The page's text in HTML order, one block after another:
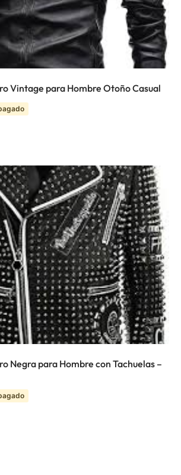
Vintage para Hombre Otoño Casual
Negra para Hombre con Tachuelas –